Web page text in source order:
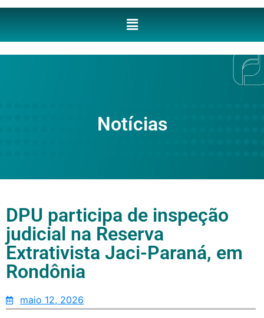
Notícias
DPU participa de inspeção
judicial na Reserva
Extrativista Jaci-Paraná, em
Rondônia
maio 12, 2026